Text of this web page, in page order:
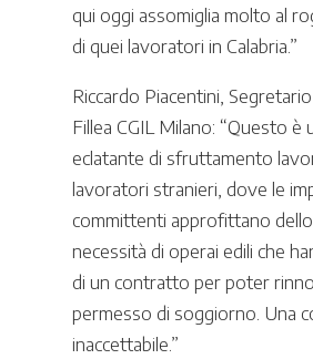
qui oggi assomiglia molto al
di quei lavoratori in Calabria.”
Riccardo Piacentini,
Fillea CGIL Milano: “Questo è
eclatante di sfruttamento
lavoratori stranieri, dove le
committenti approfittano
necessità di operai edili che
di un contratto per poter
permesso di soggiorno. Una
inaccettabile.”